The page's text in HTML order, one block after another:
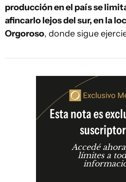
producción en el país se
afincarlo lejos del sur, en la
Orgoroso, donde sigue
Esta nota es
Accedé
límites a